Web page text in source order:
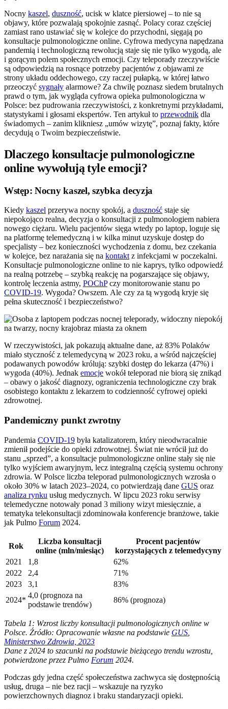
Nocny kaszel, duszność, ucisk w klatce piersiowej – to nie są
objawy, które pozwalają spokojnie zasnąć. Polacy coraz częściej
zamiast rano ustawiać się w kolejce do przychodni, sięgają po
konsultacje pulmonologiczne online. Cyfrowa medycyna napędzana
pandemią i technologiczną rewolucją staje się nie tylko wygodą, ale
i gorącym polem społecznych emocji. Czy teleporady rzeczywiście
są odpowiedzią na rosnące potrzeby pacjentów z objawami ze
strony układu oddechowego, czy raczej pułapką, w której łatwo
przeoczyć sygnały alarmowe? Za chwilę poznasz siedem brutalnych
prawd o tym, jak wygląda cyfrowa opieka pulmonologiczna w
Polsce: bez pudrowania rzeczywistości, z konkretnymi przykładami,
statystykami i głosami ekspertów. Ten artykuł to przewodnik dla
świadomych – zanim klikniesz „umów wizytę”, poznaj fakty, które
decydują o Twoim bezpieczeństwie.
Dlaczego konsultacje pulmonologiczne
online wywołują tyle emocji?
Wstęp: Nocny kaszel, szybka decyzja
Kiedy kaszel przerywa nocny spokój, a duszność staje się
niepokojąco realna, decyzja o konsultacji z pulmonologiem nabiera
nowego ciężaru. Wielu pacjentów sięga wtedy po laptop, loguje się
na platformę telemedyczną i w kilka minut uzyskuje dostęp do
specjalisty – bez konieczności wychodzenia z domu, bez czekania
w kolejce, bez narażania się na kontakt z infekcjami w poczekalni.
Konsultacje pulmonologiczne online to nie kaprys, tylko odpowiedź
na realną potrzebę – szybką reakcję na pogarszające się objawy,
kontrolę leczenia astmy, POChPczy monitorowanie stanu po
COVID-19. Wygoda? Owszem. Ale czy za tą wygodą kryje się
pełna skuteczność i bezpieczeństwo?
W rzeczywistości, jak pokazują aktualne dane, aż 83% Polaków
miało styczność z telemedycyną w 2023 roku, a wśród najczęściej
podawanych powodów królują: szybki dostęp do lekarza (47%) i
wygoda (40%). Jednak emocje wokół teleporad nie biorą się znikąd
– obawy o jakość diagnozy, ograniczenia technologiczne czy brak
osobistego kontaktu z lekarzem to codzienność cyfrowej opieki
zdrowotnej.
Pandemiczny punkt zwrotny
Pandemia COVID-19 była katalizatorem, który nieodwracalnie
zmienił podejście do opieki zdrowotnej. Świat nie wrócił już do
stanu „sprzed”, a konsultacje pulmonologiczne online stały się nie
tylko wyjściem awaryjnym, lecz integralną częścią systemu ochrony
zdrowia. W Polsce liczba teleporad pulmonologicznych wzrosła o
około 30% w latach 2023–2024, co potwierdzają dane GUS oraz
analiza rynku usług medycznych. W lipcu 2023 roku serwisy
telemedyczne notowały ponad 3 miliony wizyt miesięcznie, a
tematyka telekonsultacji zdominowała konferencje branżowe, takie
jak Pulmo Forum 2024.
Rok
Liczba konsultacji
online (mln/miesiąc)
Procent pacjentów
korzystających z telemedycyny
2021
1,8
62%
2022
2,4
71%
2023
3,1
83%
2024*
4,0 (prognoza na
podstawie trendów)
86% (prognoza)
Tabela 1: Wzrost liczby konsultacji pulmonologicznych online w
Polsce. Źródło: Opracowanie własne na podstawie GUS
Ministerstwo Zdrowia, 2023
Dane z 2024 to szacunki na podstawie bieżącego trendu wzrostu,
potwierdzone przez Pulmo Forum 2024.
Podczas gdy jedna część społeczeństwa zachwyca się dostępnością
usług, druga – nie bez racji – wskazuje na ryzyko
powierzchownych diagnoz i braku standaryzacji opieki.